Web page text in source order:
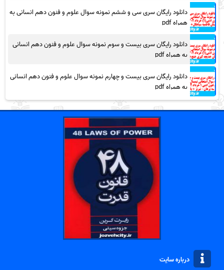
دانلود رایگان سری سی و ششم نمونه سوال علوم و فنون دهم انسانی به
همراه pdf
دانلود رایگان سری بیست و سوم نمونه سوال علوم و فنون دهم انسانی
به همراه pdf
دانلود رایگان سری بیست و چهارم نمونه سوال علوم و فنون دهم انسانی
به همراه pdf
درباره سایت